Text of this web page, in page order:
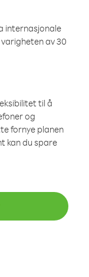
internasjonale
av 30
til å
og
fornye planen
kan du spare